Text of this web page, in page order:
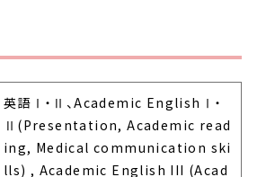
英語Ⅰ・Ⅱ、Academic EnglishⅠ・
Ⅱ(Presentation, Academic read
ing, Medical communication ski
lls) , Academic English III (Acad